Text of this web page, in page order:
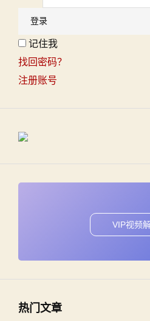
记住我
找回密码？
注册账号
VIP视频
热门文章